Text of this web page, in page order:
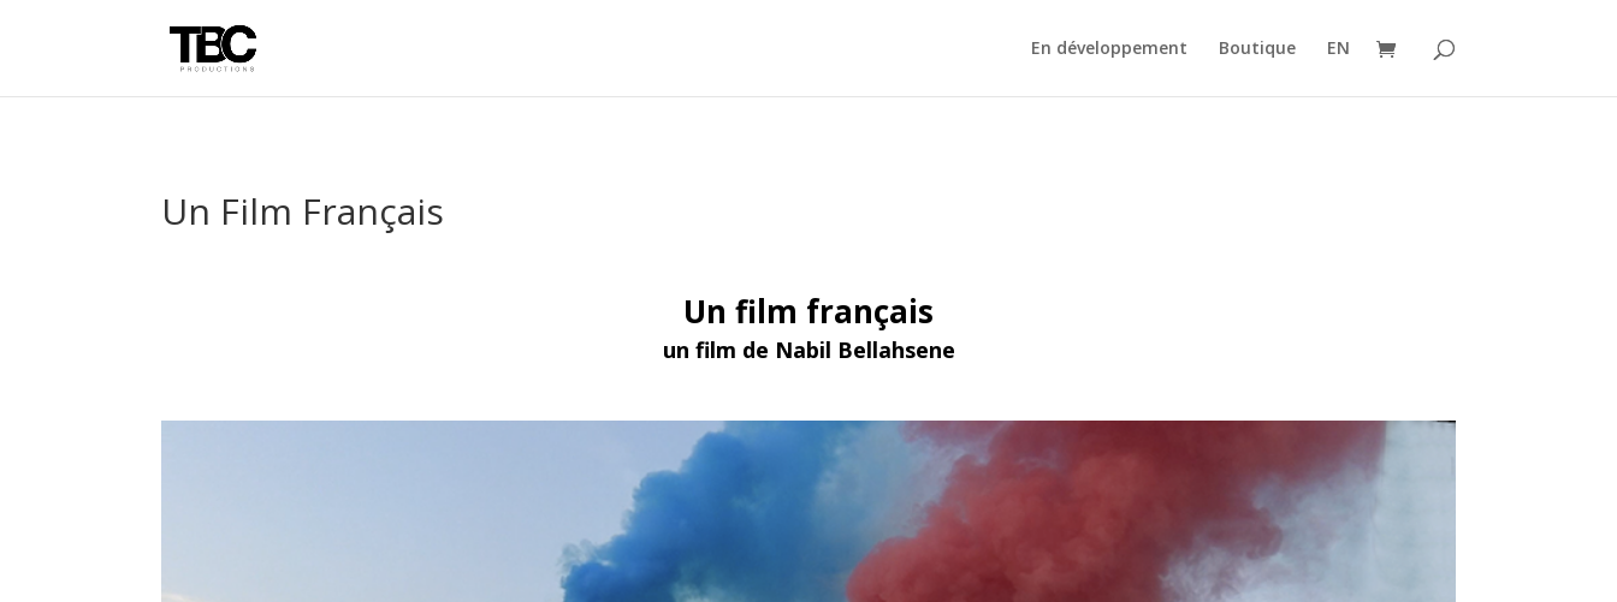
En développement Boutique EN
Un Film Français
Un film français
un film de Nabil Bellahsene